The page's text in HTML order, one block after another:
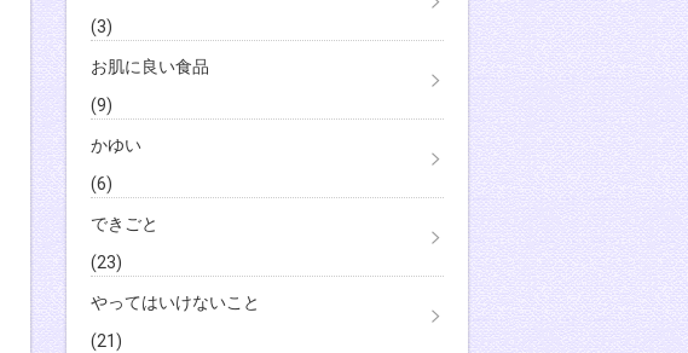
(3)
お肌に良い食品
(9)
かゆい
(6)
できごと
(23)
やってはいけないこと
(21)